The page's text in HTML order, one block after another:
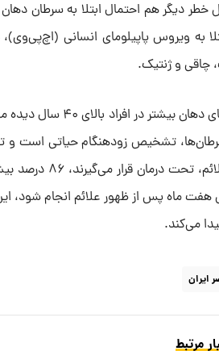
خطر دیگر هم احتمال ابتلا به سرطان
به ویروس پاپیلومای انسانی
چاقی و ژنتیک.
سرطان‌های دهان
تشخیص زودهنگام حیاتی است و
شروع علائم،
می‌کند.
ایران
مرتبط